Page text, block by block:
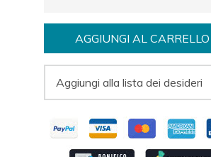
AGGIUNGI AL CARRELLO
Aggiungi alla lista dei desideri